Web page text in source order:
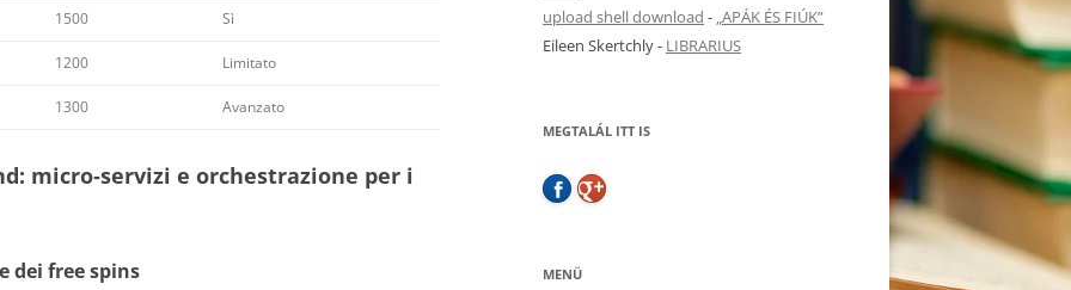
1500 Sì
1200 Limitato
1300 Avanzato
micro‑servizi e orchestrazione per i
dei free spins
upload shell download - „APÁK ÉS FIÚK”
Eileen Skertchly- LIBRARIUS
MEGTALÁL ITT IS
MENÜ